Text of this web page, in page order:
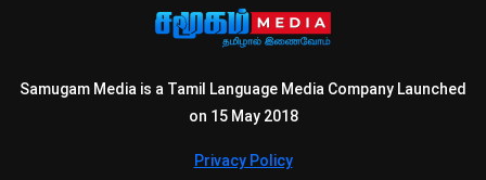
Samugam Media is a Tamil Language Media Company Launched
on 15 May 2018
Privacy Policy